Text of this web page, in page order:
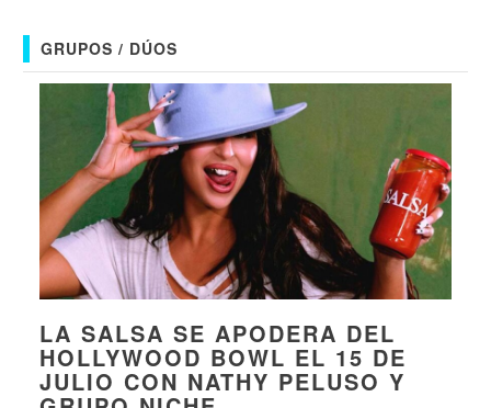
GRUPOS / DÚOS
LA SALSA SE APODERA DEL
HOLLYWOOD BOWL EL 15 DE
JULIO CON NATHY PELUSO Y